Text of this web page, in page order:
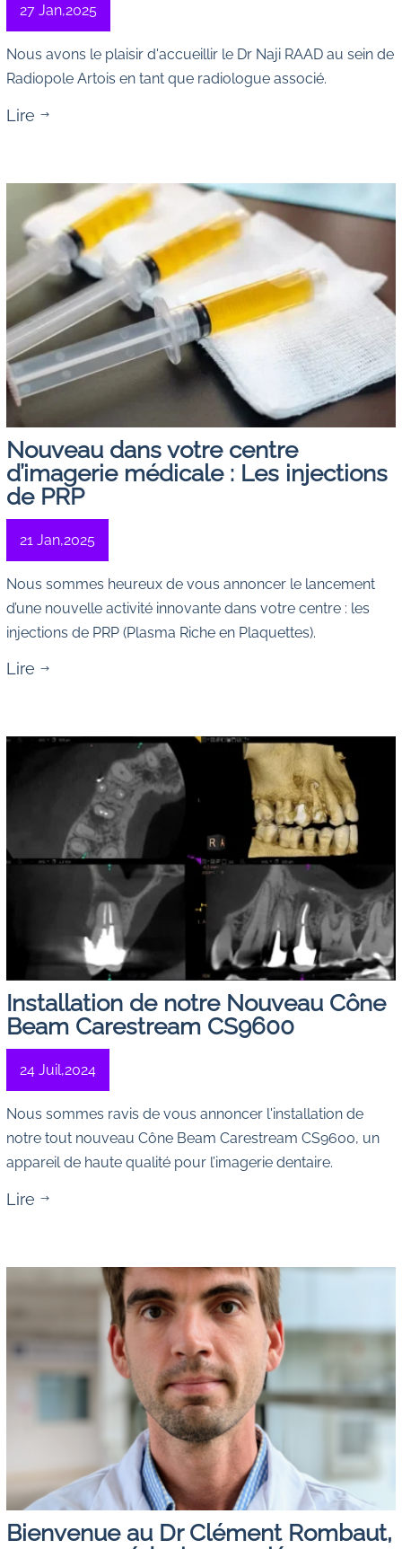
27 Jan,2025
Nous avons le plaisir d'accueillir le Dr Naji RAAD au sein de
Radiopole Artois en tant que radiologue associé.
Lire $
Nouveau dans votre centre
d’imagerie médicale : Les injections
de PRP
21 Jan,2025
Nous sommes heureux de vous annoncer le lancement
d’une nouvelle activité innovante dans votre centre : les
injections de PRP (Plasma Riche en Plaquettes).
Lire $
Installation de notre Nouveau Cône
Beam Carestream CS9600
24 Juil,2024
Nous sommes ravis de vous annoncer l'installation de
notre tout nouveau Cône Beam Carestream CS9600, un
appareil de haute qualité pour l’imagerie dentaire.
Lire $
Bienvenue au Dr Clément Rombaut,